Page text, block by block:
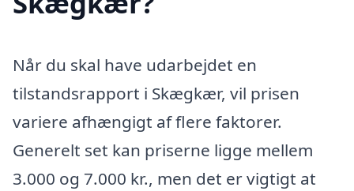
Når du skal have udarbejdet en
tilstandsrapport i Skægkær, vil prisen
variere afhængigt af flere faktorer.
Generelt set kan priserne ligge mellem
3.000 og 7.000 kr., men det er vigtigt at